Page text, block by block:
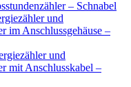
– Schnabel
und
im Anschlussgehäuse –
und
mit Anschlusskabel –